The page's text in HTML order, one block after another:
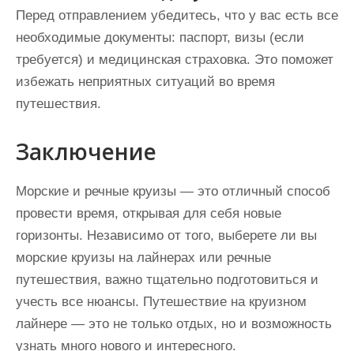
Перед отправлением убедитесь, что у вас есть все
необходимые документы: паспорт, визы (если
требуется) и медицинская страховка. Это поможет
избежать неприятных ситуаций во время
путешествия.
Заключение
Морские и речные круизы — это отличный способ
провести время, открывая для себя новые
горизонты. Независимо от того, выберете ли вы
морские круизы на лайнерах или речные
путешествия, важно тщательно подготовиться и
учесть все нюансы. Путешествие на круизном
лайнере — это не только отдых, но и возможность
узнать много нового и интересного.